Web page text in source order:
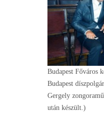
Budapest Főváros
Budapest
Gergely
után készült.)